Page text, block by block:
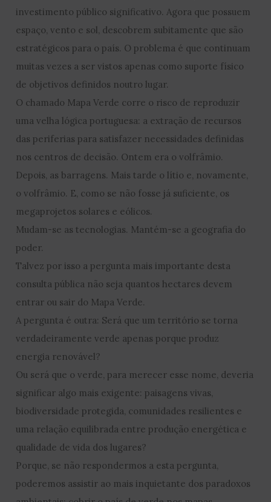
investimento público significativo. Agora que possuem
espaço, vento e sol, descobrem subitamente que são
estratégicos para o país. O problema é que continuam
muitas vezes a ser vistos apenas como suporte físico
de objetivos definidos noutro lugar.
O chamado Mapa Verde corre o risco de reproduzir
uma velha lógica portuguesa: a extração de recursos
das periferias para satisfazer necessidades definidas
nos centros de decisão. Ontem era o volfrâmio.
Depois, as barragens. Mais tarde o lítio e, novamente,
o volfrâmio. E, como se não fosse já suficiente, os
megaprojetos solares e eólicos.
Mudam-se as tecnologias. Mantém-se a geografia do
poder.
Talvez por isso a pergunta mais importante desta
consulta pública não seja quantos hectares devem
entrar ou sair do Mapa Verde.
A pergunta é outra: Será que um território se torna
verdadeiramente verde apenas porque produz
energia renovável?
Ou será que o verde, para merecer esse nome, deveria
significar algo mais exigente: paisagens vivas,
biodiversidade protegida, comunidades resilientes e
uma relação equilibrada entre produção energética e
qualidade de vida dos lugares?
Porque, se não respondermos a esta pergunta,
poderemos assistir ao mais inquietante dos paradoxos